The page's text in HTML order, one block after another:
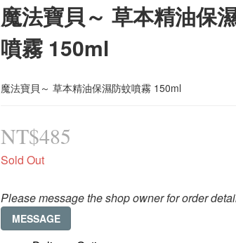
魔法寶貝～ 草本精油保
噴霧 150ml
魔法寶貝～ 草本精油保濕防蚊噴霧 150ml
NT$485
Sold Out
Please message the shop owner for order
MESSAGE